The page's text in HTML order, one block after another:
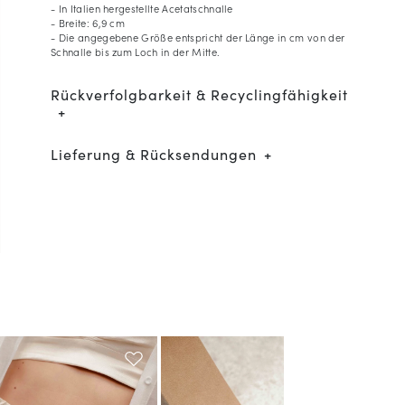
- In Italien hergestellte Acetatschnalle
- Breite: 6,9 cm
- Die angegebene Größe entspricht der Länge in cm von der
Schnalle bis zum Loch in der Mitte.
Rückverfolgbarkeit & Recyclingfähigkeit
Lieferung & Rücksendungen